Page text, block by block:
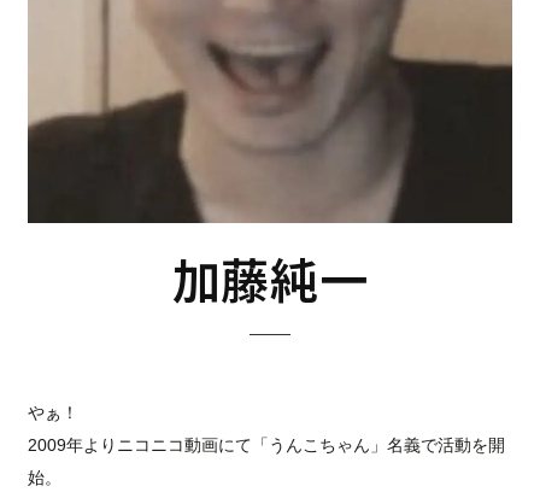
加藤純一
やぁ！
2009年よりニコニコ動画にて「うんこちゃん」名義で活動を開
始。